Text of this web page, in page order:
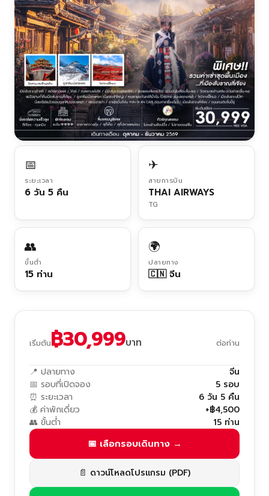
📅
ระยะเวลา
6 วัน 5 คืน
✈
สายการบิน
THAI AIRWAYS
TG
👥
ขั้นต่ำ
15 ท่าน
🌍
ปลายทาง
🇨🇳 จีน
เริ่มต้น฿30,999บาท ต่อท่าน
📍 ปลายทาง
จีน
📅 รอบที่เปิดจอง
5 รอบ
⏰ ระยะเวลา
6 วัน 5 คืน
💰 ค่าพักเดี่ยว
+฿4,500
👥 ขั้นต่ำ
15 ท่าน
📅 เลือกรอบเดินทาง →
📄 ดาวน์โหลดโปรแกรม (PDF)